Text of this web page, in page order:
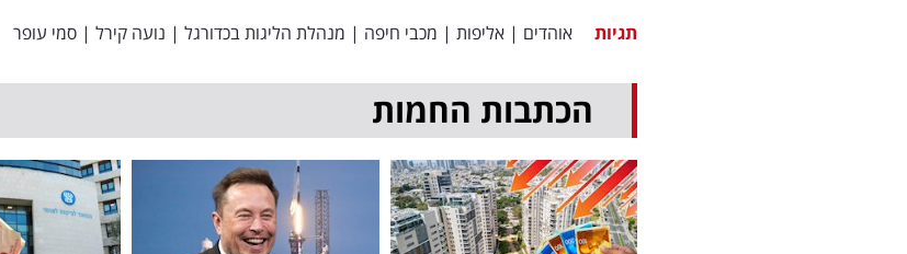
תגיות אוהדים | אליפות | מכבי חיפה | מנהלת הליגות בכדורגל | נועה קירל | סמי עופר
הכתבות החמות